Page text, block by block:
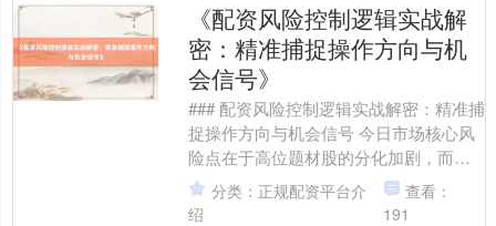
《配资风险控制逻辑实战解
密：精准捕捉操作方向与机
会信号》
### 配资风险控制逻辑实战解密：精准捕
捉操作方向与机会信号 今日市场核心风
险点在于高位题材股的分化加剧，而核
心机会则潜藏于低估值蓝筹与政策驱动
型板块的轮动补涨....
分类：正规配资平台介
绍
查看：
191